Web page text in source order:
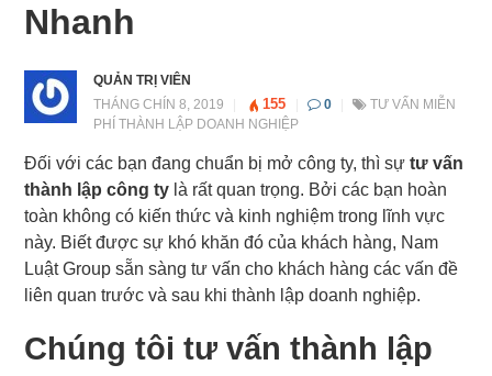
Nhanh
QUẢN TRỊ VIÊN
THÁNG CHÍN 8, 2019
155 0
TƯ VẤN MIỄN
PHÍ THÀNH LẬP DOANH NGHIỆP
Đối với các bạn đang chuẩn bị mở công ty, thì sựtư vấn
thành lập công ty là rất quan trọng. Bởi các bạn hoàn
toàn không có kiến thức và kinh nghiệm trong lĩnh vực
này. Biết được sự khó khăn đó của khách hàng, Nam
Luật Group sẵn sàng tư vấn cho khách hàng các vấn đề
liên quan trước và sau khi thành lập doanh nghiệp.
Chúng tôi tư vấn thành lập